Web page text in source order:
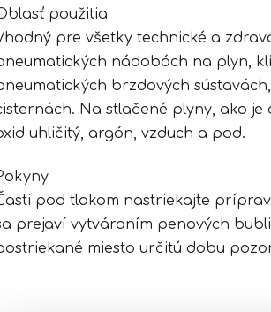
použitia
pre všetky technické a
nádobách na plyn,
brzdových
Na stlačené plyny, ako
uhličitý, argón, vzduch a pod.
pod tlakom nastriekajte
prejaví vytváraním penových
miesto určitú dobu